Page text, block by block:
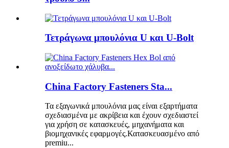
Τετράγωνα μπουλόνια U και U-Bolt
China Factory Fasteners Sta...
Τα εξαγωνικά μπουλόνια μας είναι εξαρτήματα
σχεδιασμένα με ακρίβεια και έχουν σχεδιαστεί
για χρήση σε κατασκευές, μηχανήματα και
βιομηχανικές εφαρμογές.Κατασκευασμένο από
premiu...